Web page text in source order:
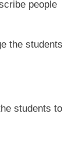
people
the students
students to